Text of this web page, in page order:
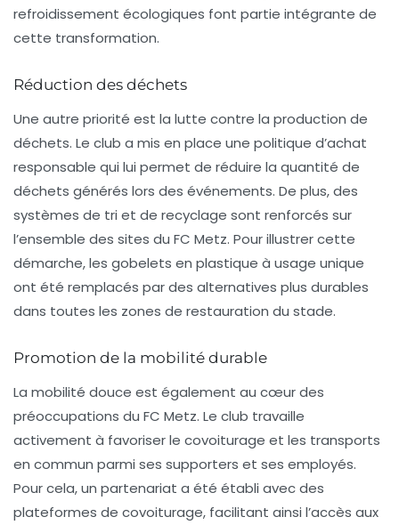
refroidissement écologiques font partie intégrante de
cette transformation.
Réduction des déchets
Une autre priorité est la lutte contre la production de
déchets. Le club a mis en place une politique d’achat
responsable qui lui permet de réduire la quantité de
déchets générés lors des événements. De plus, des
systèmes de tri et de recyclage sont renforcés sur
l’ensemble des sites du FC Metz. Pour illustrer cette
démarche, les gobelets en plastique à usage unique
ont été remplacés par des alternatives plus durables
dans toutes les zones de restauration du stade.
Promotion de la mobilité durable
La mobilité douce est également au cœur des
préoccupations du FC Metz. Le club travaille
activement à favoriser le covoiturage et les transports
en commun parmi ses supporters et ses employés.
Pour cela, un partenariat a été établi avec des
plateformes de covoiturage, facilitant ainsi l’accès aux